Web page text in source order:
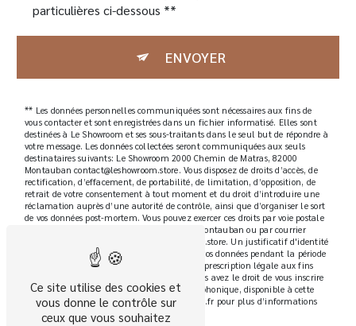
particulières ci-dessous **
ENVOYER
** Les données personnelles communiquées sont nécessaires aux fins de
vous contacter et sont enregistrées dans un fichier informatisé. Elles sont
destinées à Le Showroom et ses sous-traitants dans le seul but de répondre à
votre message. Les données collectées seront communiquées aux seuls
destinataires suivants: Le Showroom 2000 Chemin de Matras, 82000
Montauban contact@leshowroom.store. Vous disposez de droits d’accès, de
rectification, d’effacement, de portabilité, de limitation, d’opposition, de
retrait de votre consentement à tout moment et du droit d’introduire une
réclamation auprès d’une autorité de contrôle, ainsi que d’organiser le sort
de vos données post-mortem. Vous pouvez exercer ces droits par voie postale
à l'adresse 2000 Chemin de Matras, 82000 Montauban ou par courrier
électronique à l'adresse contact@leshowroom.store. Un justificatif d'identité
pourra vous être demandé. Nous conservons vos données pendant la période
de prise de contact puis pendant la durée de prescription légale aux fins
probatoires et de gestion des contentieux. Vous avez le droit de vous inscrire
sur la liste d'opposition au démarchage téléphonique, disponible à cette
adresse:Bloctel.gouv.fr. Consultez le site cnil.fr pour plus d’informations
sur vos droits.
Ce site utilise des cookies et
vous donne le contrôle sur
ceux que vous souhaitez